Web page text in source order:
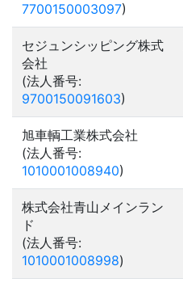
7700150003097)
セジュンシッピング株式
会社
(法人番号:
9700150091603)
旭車輌工業株式会社
(法人番号:
1010001008940)
株式会社青山メインラン
ド
(法人番号:
1010001008998)